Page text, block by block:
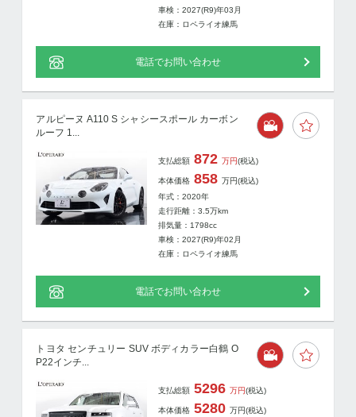
車検：2027(R9)年03月
在庫：ロペライオ練馬
電話でお問い合わせ
アルピーヌ A110 S シャシースポール カーボン
ルーフ 1...
支払総額 872 万円(税込)
本体価格 858 万円(税込)
年式：2020年
走行距離：3.5万km
排気量：1798cc
車検：2027(R9)年02月
在庫：ロペライオ練馬
電話でお問い合わせ
トヨタ センチュリー SUV ボディカラー白鶴 O
P22インチ...
支払総額 5296 万円(税込)
本体価格 5280 万円(税込)